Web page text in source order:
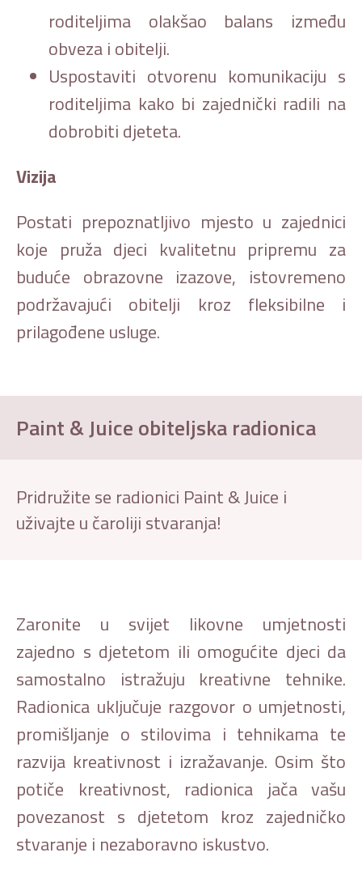
roditeljima olakšao balans između
obveza i obitelji.
Uspostaviti otvorenu komunikaciju s
roditeljima kako bi zajednički radili na
dobrobiti djeteta.
Vizija
Postati prepoznatljivo mjesto u zajednici
koje pruža djeci kvalitetnu pripremu za
buduće obrazovne izazove, istovremeno
podržavajući obitelji kroz fleksibilne i
prilagođene usluge.
Paint & Juice obiteljska radionica
Pridružite se radionici Paint & Juice i
uživajte u čaroliji stvaranja!
Zaronite u svijet likovne umjetnosti
zajedno s djetetom ili omogućite djeci da
samostalno istražuju kreativne tehnike.
Radionica uključuje razgovor o umjetnosti,
promišljanje o stilovima i tehnikama te
razvija kreativnost i izražavanje. Osim što
potiče kreativnost, radionica jača vašu
povezanost s djetetom kroz zajedničko
stvaranje i nezaboravno iskustvo.